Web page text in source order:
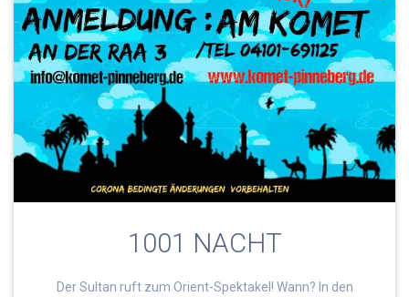
1001 NACHT
Der Sultan ruft zum Orient-Spektakel! Wann? In den